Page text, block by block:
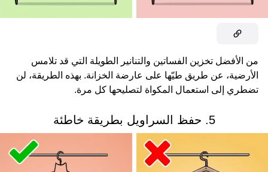
من الأفضل تخزين الفساتين والتنانير الطويلة التي قد تلامس
الأرضية، عن طريق طيّها على عارضة الخزانة. بهذه الطريقة، لن
تضطري إلى استعمال المكواة لتصليحها كل مرة.
5. حفظ السراويل بطريقة خاطئة